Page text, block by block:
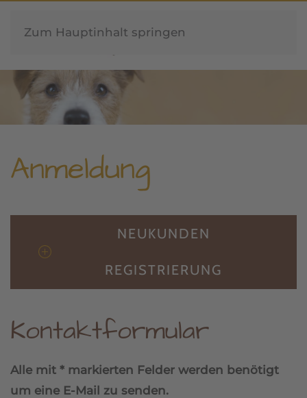
Zum Hauptinhalt springen
Anmeldung
NEUKUNDEN
REGISTRIERUNG
Kontaktformular
Alle mit * markierten Felder werden benötigt
um eine E-Mail zu senden.